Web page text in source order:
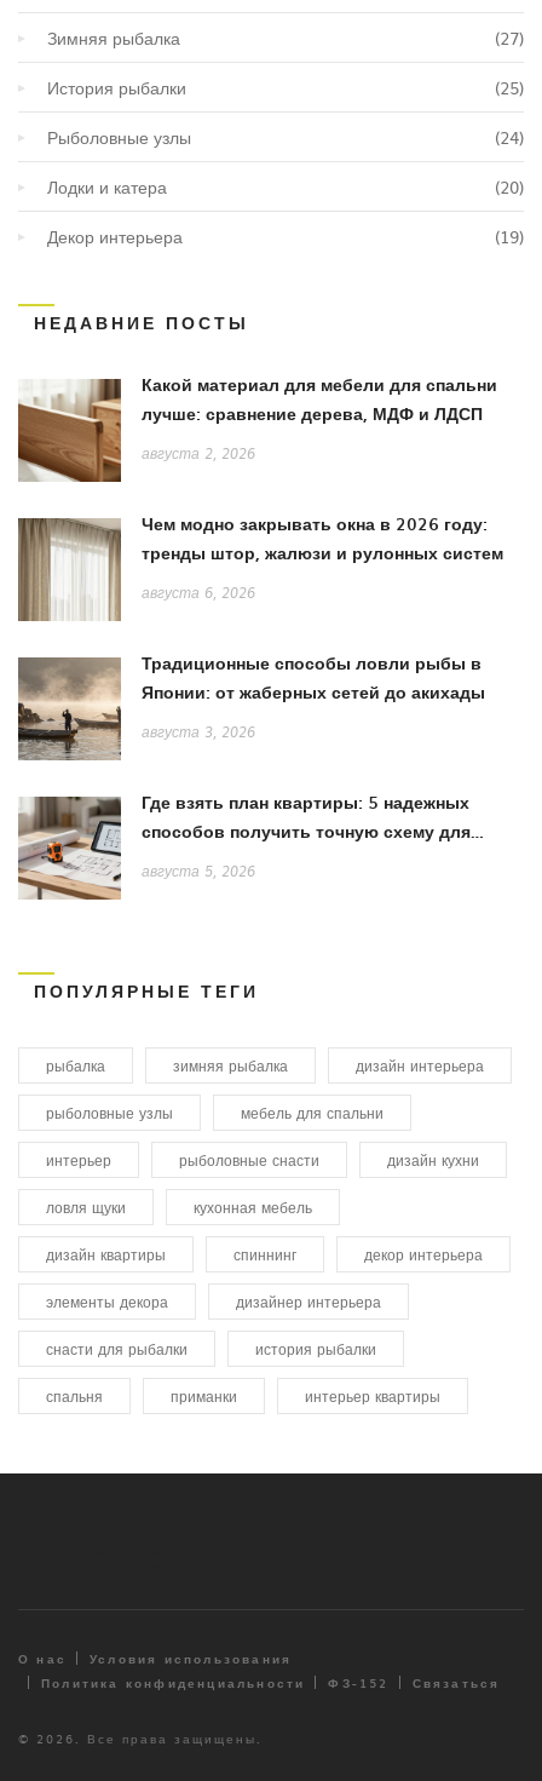
Зимняя рыбалка (27)
История рыбалки (25)
Рыболовные узлы (24)
Лодки и катера (20)
Декор интерьера (19)
НЕДАВНИЕ ПОСТЫ
Какой материал для мебели для спальни
лучше: сравнение дерева, МДФ и ЛДСП
августа 2, 2026
Чем модно закрывать окна в 2026 году:
тренды штор, жалюзи и рулонных систем
августа 6, 2026
Традиционные способы ловли рыбы в
Японии: от жаберных сетей до акихады
августа 3, 2026
Где взять план квартиры: 5 надежных
способов получить точную схему для
ремонта
августа 5, 2026
ПОПУЛЯРНЫЕ ТЕГИ
рыбалка зимняя рыбалка дизайн интерьера
рыболовные узлы мебель для спальни
интерьер рыболовные снасти дизайн кухни
ловля щуки кухонная мебель
дизайн квартиры спиннинг декор интерьера
элементы декора дизайнер интерьера
снасти для рыбалки история рыбалки
спальня приманки интерьер квартиры
О нас
Условия использования
Политика конфиденциальности
ФЗ-152 Связаться
© 2026. Все права защищены.